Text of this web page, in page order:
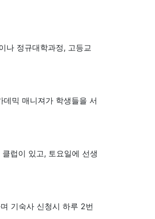
나 정규대학과정, 고등교
믹 매니져가 학생들을 서
럽이 있고, 토요일에 선생
기숙사 신청시 하루 2번